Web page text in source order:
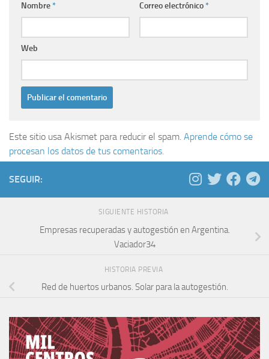
Nombre* Correo electrónico*
Web
Este sitio usa Akismet para reducir el spam. Aprende cómo se
procesan los datos de tus comentarios.
SEGUIR:
SIGUIENTE HISTORIA
Empresas recuperadas y autogestión en Argentina.
Vaciador34
HISTORIA PREVIA
Red de huertos urbanos. Solar para la autogestión.